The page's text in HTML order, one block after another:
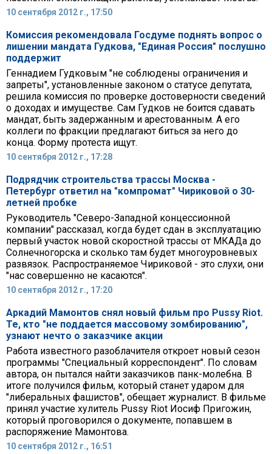
10 сентября 2012 г., 17:50
Комиссия рекомендовала Госдуме поднять вопрос о
лишении мандата Гудкова, "Единая Россия" послушно
поддержит
Геннадием Гудковым "не соблюдены ограничения и
запреты", установленные законом о статусе депутата,
решила комиссия по проверке достоверности сведений
о доходах и имуществе. Сам Гудков не боится сдавать
мандат, быть задержанным и арестованным. А его
коллеги по фракции предлагают биться за него до
конца. Форму протеста ищут.
10 сентября 2012 г., 17:28
Подрядчик строительства трассы Москва -
Петербург ответил на "компромат" Чириковой о 30-
летней пробке
Руководитель "Северо-Западной концессионной
компании" рассказал, когда будет сдан в эксплуатацию
первый участок новой скоростной трассы от МКАДа до
Солнечногорска и сколько там будет многоуровневых
развязок. Распространяемое Чириковой - это слухи, они
"нас совершенно не касаются".
10 сентября 2012 г., 17:20
Аркадий Мамонтов снял новый фильм про Pussy Riot.
Те, кто "не поддается массовому зомбированию",
узнают нечто о заказчике акции
Работа известного разоблачителя откроет новый сезон
программы "Специальный корреспондент". По словам
автора, он пытался найти заказчиков панк-молебна. В
итоге получился фильм, который станет ударом для
"либеральных фашистов", обещает журналист. В фильме
принял участие хулитель Pussy Riot Иосиф Пригожин,
который проговорился о документе, попавшем в
распоряжение Мамонтова.
10 сентября 2012 г., 16:51